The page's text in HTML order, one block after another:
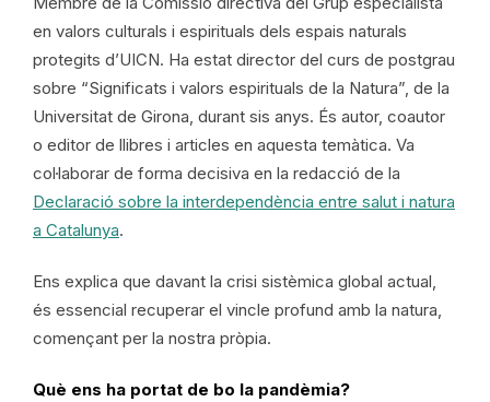
en valors culturals i espirituals dels espais naturals
protegits d’UICN. Ha estat director del curs de postgrau
sobre “Significats i valors espirituals de la Natura”, de la
Universitat de Girona, durant sis anys. És autor, coautor
o editor de llibres i articles en aquesta temàtica. Va
col·laborar de forma decisiva en la redacció de la
Declaració sobre la interdependència entre salut i natura
a Catalunya.
Ens explica que davant la crisi sistèmica global actual,
és essencial recuperar el vincle profund amb la natura,
començant per la nostra pròpia.
Què ens ha portat de bo la pandèmia?